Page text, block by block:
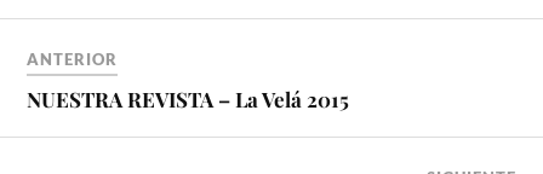
ANTERIOR
NUESTRA REVISTA – La Velá 2015